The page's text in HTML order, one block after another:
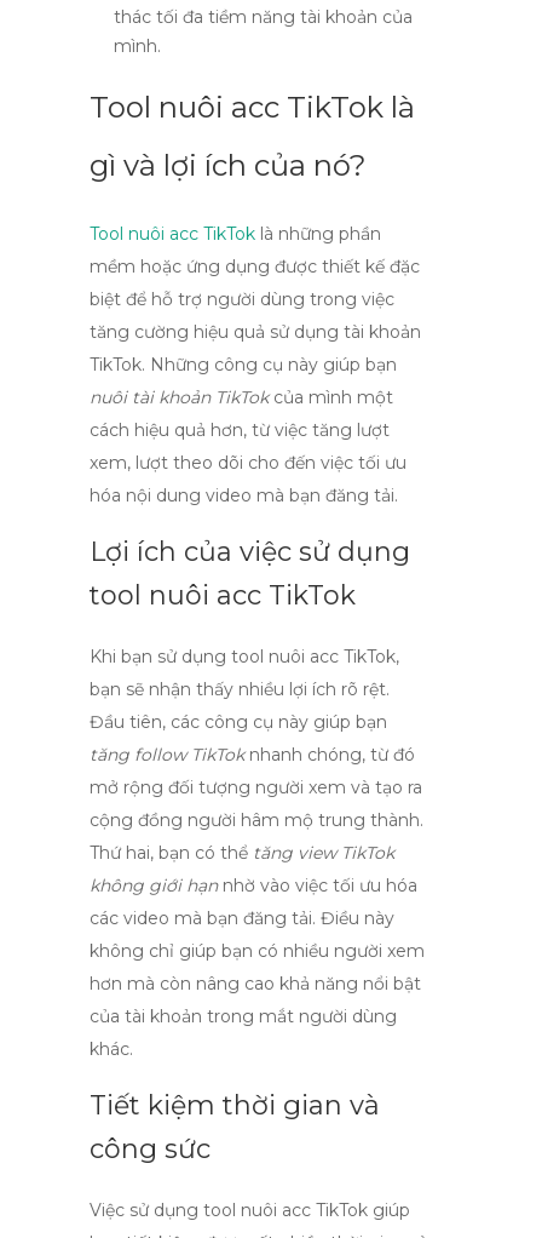
thác tối đa tiềm năng tài khoản của
mình.
Tool nuôi acc TikTok là
gì và lợi ích của nó?
Tool nuôi acc TikTok là những phần
mềm hoặc ứng dụng được thiết kế đặc
biệt để hỗ trợ người dùng trong việc
tăng cường hiệu quả sử dụng tài khoản
TikTok. Những công cụ này giúp bạn
nuôi tài khoản TikTokcủa mình một
cách hiệu quả hơn, từ việc tăng lượt
xem, lượt theo dõi cho đến việc tối ưu
hóa nội dung video mà bạn đăng tải.
Lợi ích của việc sử dụng
tool nuôi acc TikTok
Khi bạn sử dụng tool nuôi acc TikTok,
bạn sẽ nhận thấy nhiều lợi ích rõ rệt.
Đầu tiên, các công cụ này giúp bạn
tăng follow TikToknhanh chóng, từ đó
mở rộng đối tượng người xem và tạo ra
cộng đồng người hâm mộ trung thành.
Thứ hai, bạn có thể tăng view TikTok
không giới hạnnhờ vào việc tối ưu hóa
các video mà bạn đăng tải. Điều này
không chỉ giúp bạn có nhiều người xem
hơn mà còn nâng cao khả năng nổi bật
của tài khoản trong mắt người dùng
khác.
Tiết kiệm thời gian và
công sức
Việc sử dụng tool nuôi acc TikTok giúp